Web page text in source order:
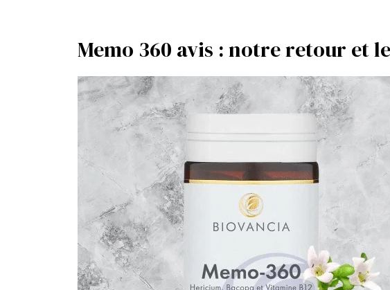
Memo 360 avis : notre retour et